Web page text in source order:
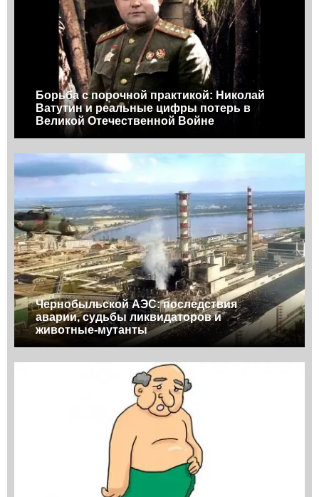
Борьба с порочной практикой: Николай
Ватутин и реальные цифры потерь в
Великой Отечественной Войне
Чернобыльской АЭС: последствия
аварии, судьбы ликвидаторов и
животные-мутанты